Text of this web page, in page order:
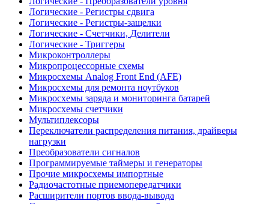
Логические - Регистры сдвига
Логические - Регистры-защелки
Логические - Счетчики, Делители
Логические - Триггеры
Микроконтроллеры
Микропроцессорные схемы
Микросхемы Analog Front End (AFE)
Микросхемы для ремонта ноутбуков
Микросхемы заряда и мониторинга батарей
Микросхемы счетчики
Мультиплексоры
Переключатели распределения питания, драйверы
нагрузки
Преобразователи сигналов
Программируемые таймеры и генераторы
Прочие микросхемы импортные
Радиочастотные приемопередатчики
Расширители портов ввода-вывода